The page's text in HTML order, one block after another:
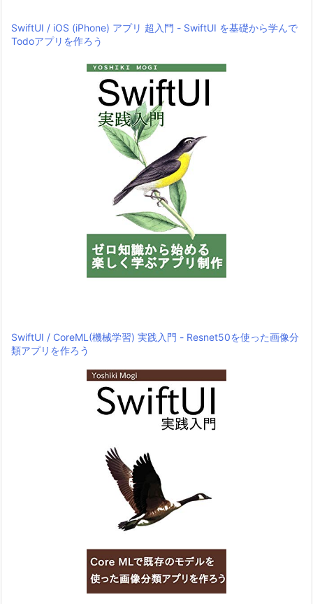
SwiftUI / iOS (iPhone) アプリ 超入門 - SwiftUI を基礎から学んで
Todoアプリを作ろう
SwiftUI / CoreML(機械学習) 実践入門 - Resnet50を使った画像分
類アプリを作ろう